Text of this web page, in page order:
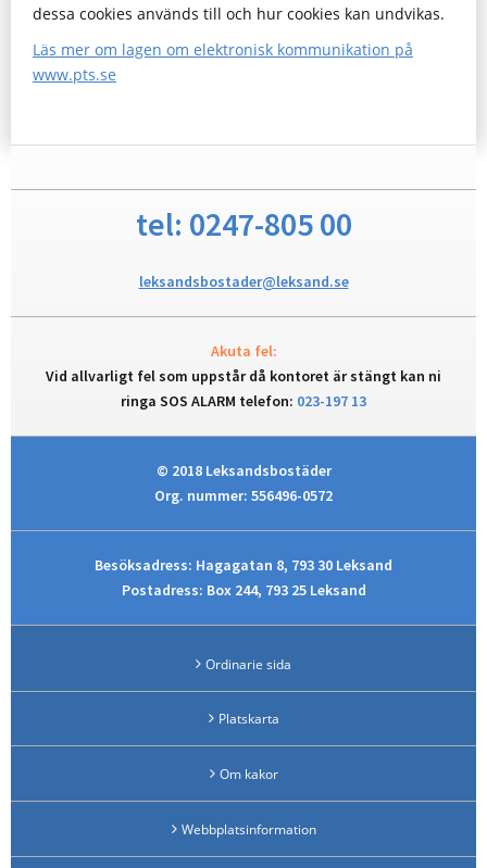
dessa cookies används till och hur cookies kan undvikas.
Läs mer om lagen om elektronisk kommunikation på
www.pts.se
tel: 0247-805 00
leksandsbostader@leksand.se
Akuta fel:
Vid allvarligt fel som uppstår då kontoret är stängt kan ni
ringa SOS ALARM telefon: 023-197 13
© 2018 Leksandsbostäder
Org. nummer: 556496-0572
Besöksadress: Hagagatan 8, 793 30 Leksand
Postadress: Box 244, 793 25 Leksand
Ordinarie sida
Platskarta
Om kakor
Webbplatsinformation